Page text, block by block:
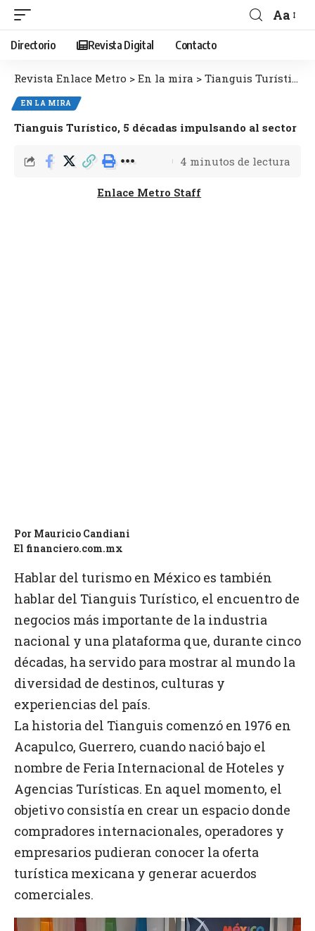
Aa
Directorio Revista Digital Contacto
Revista Enlace Metro > En la mira > Tianguis Turístico, 5 décadas impulsando al sector
EN LA MIRA
Tianguis Turístico, 5 décadas impulsando al sector
Enlace Metro Staff
4 minutos de lectura
Por Mauricio Candiani
El financiero.com.mx
Hablar del turismo en México es también
hablar del Tianguis Turístico, el encuentro de
negocios más importante de la industria
nacional y una plataforma que, durante cinco
décadas, ha servido para mostrar al mundo la
diversidad de destinos, culturas y
experiencias del país.
La historia del Tianguis comenzó en 1976 en
Acapulco, Guerrero, cuando nació bajo el
nombre de Feria Internacional de Hoteles y
Agencias Turísticas. En aquel momento, el
objetivo consistía en crear un espacio donde
compradores internacionales, operadores y
empresarios pudieran conocer la oferta
turística mexicana y generar acuerdos
comerciales.